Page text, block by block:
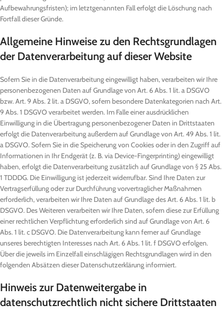
Aufbewahrungsfristen); im letztgenannten Fall erfolgt die Löschung nach
Fortfall dieser Gründe.
Allgemeine Hinweise zu den Rechtsgrundlagen
der Datenverarbeitung auf dieser Website
Sofern Sie in die Datenverarbeitung eingewilligt haben, verarbeiten wir Ihre
personenbezogenen Daten auf Grundlage von Art. 6 Abs. 1 lit. a DSGVO
bzw. Art. 9 Abs. 2 lit. a DSGVO, sofern besondere Datenkategorien nach Art.
9 Abs. 1 DSGVO verarbeitet werden. Im Falle einer ausdrücklichen
Einwilligung in die Übertragung personenbezogener Daten in Drittstaaten
erfolgt die Datenverarbeitung außerdem auf Grundlage von Art. 49 Abs. 1 lit.
a DSGVO. Sofern Sie in die Speicherung von Cookies oder in den Zugriff auf
Informationen in Ihr Endgerät (z. B. via Device-Fingerprinting) eingewilligt
haben, erfolgt die Datenverarbeitung zusätzlich auf Grundlage von § 25 Abs.
1 TDDDG. Die Einwilligung ist jederzeit widerrufbar. Sind Ihre Daten zur
Vertragserfüllung oder zur Durchführung vorvertraglicher Maßnahmen
erforderlich, verarbeiten wir Ihre Daten auf Grundlage des Art. 6 Abs. 1 lit. b
DSGVO. Des Weiteren verarbeiten wir Ihre Daten, sofern diese zur Erfüllung
einer rechtlichen Verpflichtung erforderlich sind auf Grundlage von Art. 6
Abs. 1 lit. c DSGVO. Die Datenverarbeitung kann ferner auf Grundlage
unseres berechtigten Interesses nach Art. 6 Abs. 1 lit. f DSGVO erfolgen.
Über die jeweils im Einzelfall einschlägigen Rechtsgrundlagen wird in den
folgenden Absätzen dieser Datenschutzerklärung informiert.
Hinweis zur Datenweitergabe in
datenschutzrechtlich nicht sichere Drittstaaten